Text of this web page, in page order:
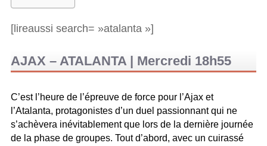
[lireaussi search= »atalanta »]
AJAX – ATALANTA | Mercredi 18h55
C’est l’heure de l’épreuve de force pour l’Ajax et
l’Atalanta, protagonistes d’un duel passionnant qui ne
s’achèvera inévitablement que lors de la dernière journée
de la phase de groupes. Tout d’abord, avec un cuirassé